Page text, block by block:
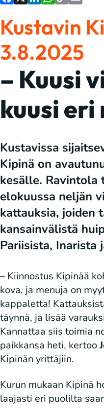
Link
Kustavin
3.8.2025
– Kuusi
kuusi eri
Kustavissa
Kipinä on
kesälle. Ravintola
elokuussa neljän
kattauksia, joiden
kansainvälistä
Pariisista, Inarista
– Kiinnostus Kipinää
kova, ja menuja on
kappaletta!
täynnä, ja lisää
Kannattaa siis toimia
paikkansa heti, kertoo
Kipinän yrittäjiin.
Kurun mukaan Kipinä
laajasti eri puolilta